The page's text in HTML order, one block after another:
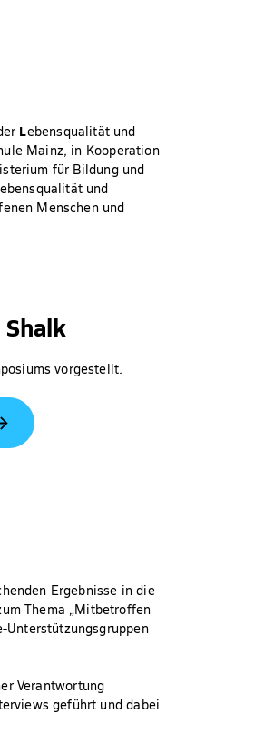
Lebensqualität und
Mainz, in Kooperation
für Bildung und
und
Menschen und
vorgestellt.
Ergebnisse in die
Thema „Mitbetroffen
Unterstützungsgruppen
Verantwortung
geführt und dabei